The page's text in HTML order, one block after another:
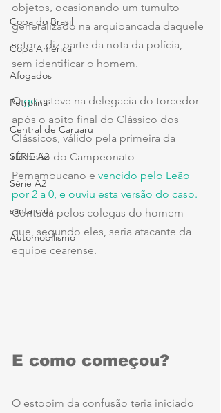
Copa do Brasil
Copa América
Afogados
Petrolina
Central de Caruaru
SÉRIE A2
Série A2
santa cruz
Automobilismo
objetos, ocasionando um tumulto
generalizado na arquibancada daquele
setor - diz parte da nota da polícia,
sem identificar o homem.
O ge esteve na delegacia do torcedor
após o apito final do Clássico dos
Clássicos, válido pela primeira da
decisão do Campeonato
Pernambucano e vencido pelo Leão
por 2 a 0, e ouviu esta versão do caso.
Contada pelos colegas do homem -
que, segundo eles, seria atacante da
equipe cearense.
E como começou?
O estopim da confusão teria iniciado